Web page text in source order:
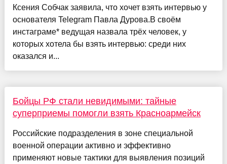
Ксения Собчак заявила, что хочет взять интервью у
основателя Telegram Павла Дурова.В своём
инстаграме* ведущая назвала трёх человек, у
которых хотела бы взять интервью: среди них
оказался и...
Бойцы РФ стали невидимыми: тайные
суперприемы помогли взять Красноармейск
Российские подразделения в зоне специальной
военной операции активно и эффективно
применяют новые тактики для выявления позиций